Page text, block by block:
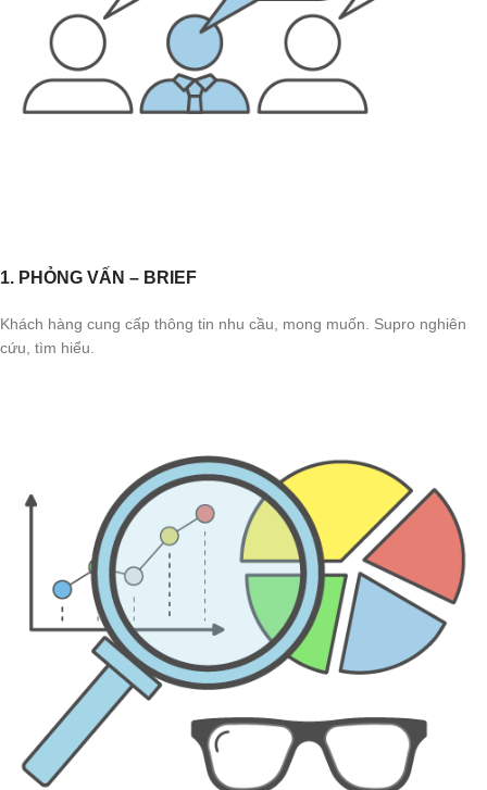
1. PHỎNG VẤN – BRIEF
Khách hàng cung cấp thông tin nhu cầu, mong muốn. Supro nghiên
cứu, tìm hiểu.